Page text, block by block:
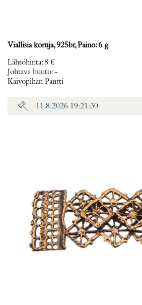
Viallisia koruja, 925br, Paino: 6 g
Lähtöhinta:8 €
Johtava huuto:-
Kaivopihan Pantti
11.8.2026 19:21:30